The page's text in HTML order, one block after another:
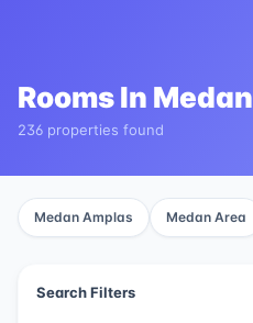
Rooms In Medan
236 properties found
Medan Amplas Medan Area
Search Filters